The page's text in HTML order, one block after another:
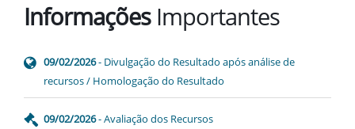
InformaçõesImportantes
09/02/2026- Divulgação do Resultado após análise de
recursos / Homologação do Resultado
09/02/2026- Avaliação dos Recursos